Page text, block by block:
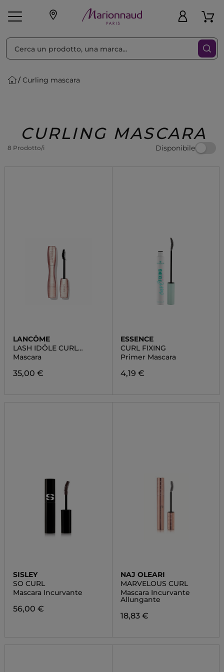
Make-up Profumi
Regalo
Curling mascara
CURLING MASCARA
8 Prodotto/i Disponibile
Ordina per Filtra
LANCÔME
LASH IDÔLE CURL
GODDESS
Mascara
35,00 €
ESSENCE
CURL FIXING
Primer Mascara
4,19 €
SISLEY
SO CURL
Mascara Incurvante
56,00 €
NAJ OLEARI
MARVELOUS CURL
Mascara Incurvante
Allungante
18,83 €